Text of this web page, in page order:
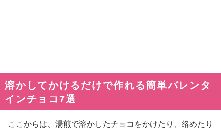
溶かしてかけるだけで作れる簡単バレンタ
インチョコ7選
ここからは、湯煎で溶かしたチョコをかけたり、絡めたり